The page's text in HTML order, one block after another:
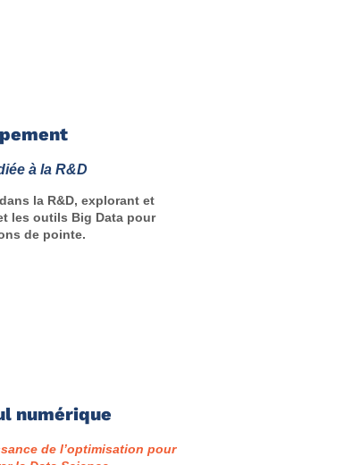
à la R&D
la R&D, explorant et
les outils Big Data pour
de pointe.
numérique
de l’optimisation pour